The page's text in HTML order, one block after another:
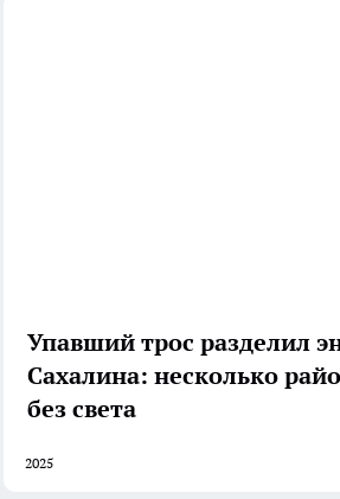
Упавший трос разделил
Сахалина: несколько
без света
2025